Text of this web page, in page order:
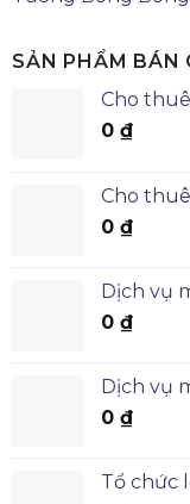
SẢN PHẨM BÁN
Cho
0 ₫
Cho
0 ₫
Dịch vụ
0 ₫
Dịch vụ
0 ₫
Tổ chức